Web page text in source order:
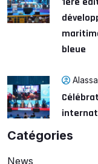
bleue
Catégories
News